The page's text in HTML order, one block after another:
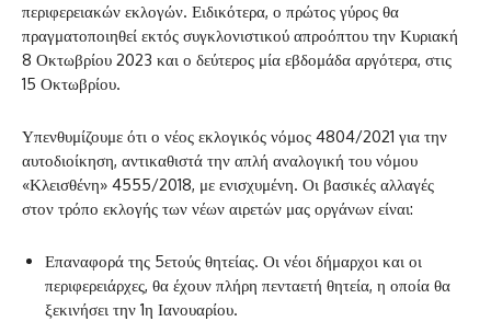
περιφερειακών εκλογών. Ειδικότερα, ο πρώτος γύρος θα
πραγματοποιηθεί εκτός συγκλονιστικού απροόπτου την Κυριακή
8 Οκτωβρίου 2023 και ο δεύτερος μία εβδομάδα αργότερα, στις
15 Οκτωβρίου.
Υπενθυμίζουμε ότι ο νέος εκλογικός νόμος 4804/2021 για την
αυτοδιοίκηση, αντικαθιστά την απλή αναλογική του νόμου
«Κλεισθένη» 4555/2018, με ενισχυμένη. Οι βασικές αλλαγές
στον τρόπο εκλογής των νέων αιρετών μας οργάνων είναι:
Επαναφορά της 5ετούς θητείας. Οι νέοι δήμαρχοι και οι
περιφερειάρχες, θα έχουν πλήρη πενταετή θητεία, η οποία θα
ξεκινήσει την 1η Ιανουαρίου.